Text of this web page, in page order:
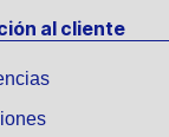
al cliente